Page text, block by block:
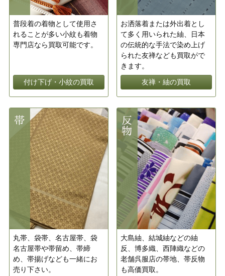
普段着の着物として使用さ
れることが多い小紋も着物
専門店なら買取可能です。
付け下げ・小紋の買取
お洒落着または外出着とし
て多く用いられた紬、日本
の伝統的な手法で染め上げ
られた友禅なども買取がで
きます。
友禅・紬の買取
丸帯、袋帯、名古屋帯、袋
名古屋帯や帯留め、帯締
め、帯揚げなども一緒にお
売り下さい。
大島紬、結城紬などの紬
反、博多織、西陣織などの
老舗呉服店の帯地、帯反物
も高価買取。